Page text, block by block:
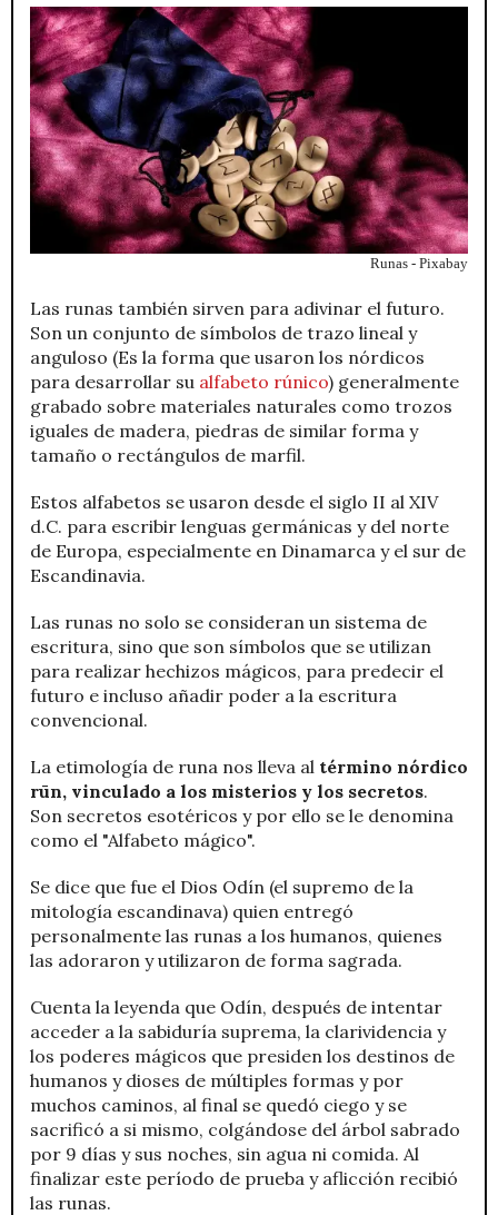
Runas - Pixabay
Las runas también sirven para adivinar el futuro.
Son un conjunto de símbolos de trazo lineal y
anguloso (Es la forma que usaron los nórdicos
para desarrollar su alfabeto rúnico) generalmente
grabado sobre materiales naturales como trozos
iguales de madera, piedras de similar forma y
tamaño o rectángulos de marfil.
Estos alfabetos se usaron desde el siglo II al XIV
d.C. para escribir lenguas germánicas y del norte
de Europa, especialmente en Dinamarca y el sur de
Escandinavia.
Las runas no solo se consideran un sistema de
escritura, sino que son símbolos que se utilizan
para realizar hechizos mágicos, para predecir el
futuro e incluso añadir poder a la escritura
convencional.
La etimología de runa nos lleva al término nórdico
rūn, vinculado a los misterios y los secretos.
Son secretos esotéricos y por ello se le denomina
como el "Alfabeto mágico".
Se dice que fue el Dios Odín (el supremo de la
mitología escandinava) quien entregó
personalmente las runas a los humanos, quienes
las adoraron y utilizaron de forma sagrada.
Cuenta la leyenda que Odín, después de intentar
acceder a la sabiduría suprema, la clarividencia y
los poderes mágicos que presiden los destinos de
humanos y dioses de múltiples formas y por
muchos caminos, al final se quedó ciego y se
sacrificó a si mismo, colgándose del árbol sabrado
por 9 días y sus noches, sin agua ni comida. Al
finalizar este período de prueba y aflicción recibió
las runas.